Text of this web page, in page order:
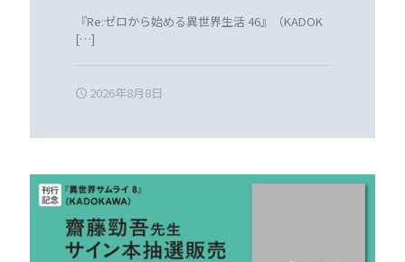
『Re:ゼロから始める異世界生活 46』（KADOK
[…]
2026年8月8日